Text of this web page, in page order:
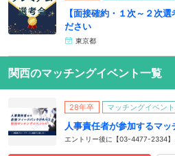
【面接確約・１次～２次
ださい
東京都
関西のマッチングイベント一覧
28年卒 マッチングイベント
人事責任者が参加するマ
エントリー後に【03-4477-2334】